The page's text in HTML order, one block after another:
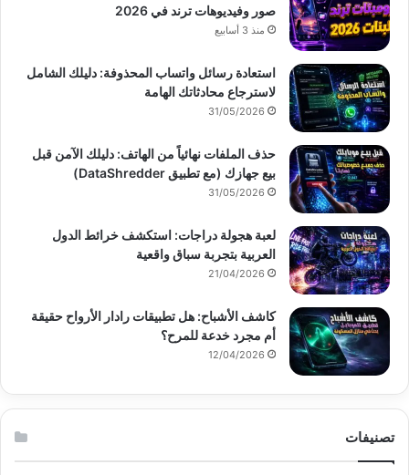
صور وفيديوهات ترند في 2026
منذ 3 أسابيع
استعادة رسائل واتساب المحذوفة: دليلك الشامل
لاسترجاع محادثاتك الهامة
31/05/2026
حذف الملفات نهائياً من الهاتف: دليلك الآمن قبل
بيع جهازك (مع تطبيق DataShredder)
31/05/2026
لعبة هجولة دراجات: استكشف خرائط الدول
العربية بتجربة سباق واقعية
21/04/2026
كاشف الأشباح: هل تطبيقات رادار الأرواح حقيقة
أم مجرد خدعة للمرح؟
12/04/2026
تصنيفات